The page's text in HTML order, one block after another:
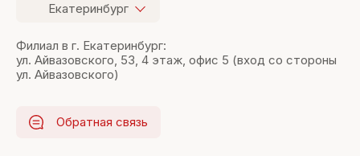
Екатеринбург
Филиал в г. Екатеринбург:
ул. Айвазовского, 53, 4 этаж, офис 5 (вход со стороны
ул. Айвазовского)
Обратная связь